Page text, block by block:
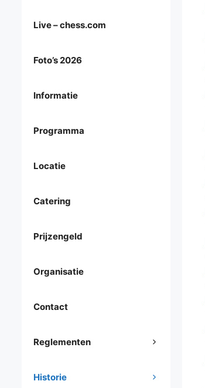
Live – chess.com
Foto’s 2026
Informatie
Programma
Locatie
Catering
Prijzengeld
Organisatie
Contact
Reglementen
Historie